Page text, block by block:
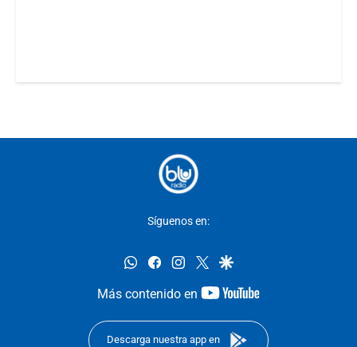
Síguenos en:
whatsappfacebookinstagram
twittergoogle
Más contenido en
youtube-
Descarga nuestra app en